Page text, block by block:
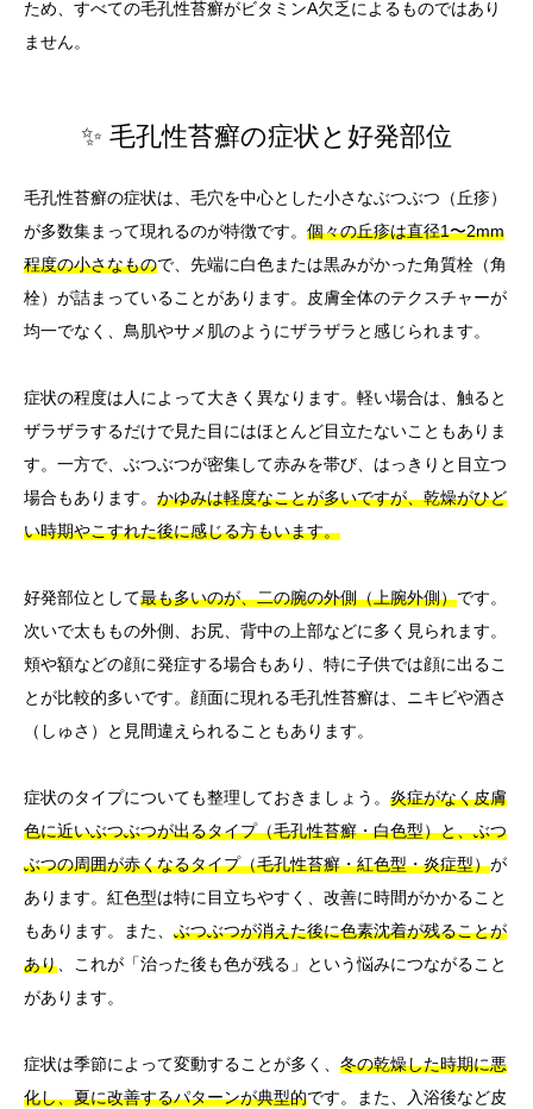
ため、すべての毛孔性苔癬がビタミンA欠乏によるものではあり
ません。
✨ 毛孔性苔癬の症状と好発部位
毛孔性苔癬の症状は、毛穴を中心とした小さなぶつぶつ（丘疹）
が多数集まって現れるのが特徴です。 個々の丘疹は直径1〜2mm
程度の小さなもので、先端に白色または黒みがかった角質栓（角
栓）が詰まっていることがあります。皮膚全体のテクスチャーが
均一でなく、鳥肌やサメ肌のようにザラザラと感じられます。
症状の程度は人によって大きく異なります。軽い場合は、触ると
ザラザラするだけで見た目にはほとんど目立たないこともありま
す。一方で、ぶつぶつが密集して赤みを帯び、はっきりと目立つ
場合もあります。 かゆみは軽度なことが多いですが、乾燥がひど
い時期やこすれた後に感じる方もいます。
好発部位として最も多いのが、二の腕の外側（上腕外側）です。
次いで太ももの外側、お尻、背中の上部などに多く見られます。
頬や額などの顔に発症する場合もあり、特に子供では顔に出るこ
とが比較的多いです。顔面に現れる毛孔性苔癬は、ニキビや酒さ
（しゅさ）と見間違えられることもあります。
症状のタイプについても整理しておきましょう。 炎症がなく皮膚
色に近いぶつぶつが出るタイプ（毛孔性苔癬・白色型）と、ぶつ
ぶつの周囲が赤くなるタイプ（毛孔性苔癬・紅色型・炎症型）が
あります。紅色型は特に目立ちやすく、改善に時間がかかること
もあります。また、 ぶつぶつが消えた後に色素沈着が残ることが
あり 、これが「治った後も色が残る」という悩みにつながること
があります。
症状は季節によって変動することが多く、 冬の乾燥した時期に悪
化し、夏に改善するパターンが典型的です。また、入浴後など皮